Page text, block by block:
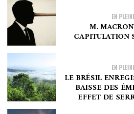
EN
M.
CAPITULATION
EN
LE BRÉSIL
BAISSE DES
EFFET DE